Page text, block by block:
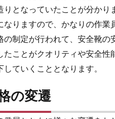
りとなっていたことが分か
なりますので、かなりの作
の制定が行われて、安全靴
たことがクオリティや安全
ていくこととなります。
の変遷